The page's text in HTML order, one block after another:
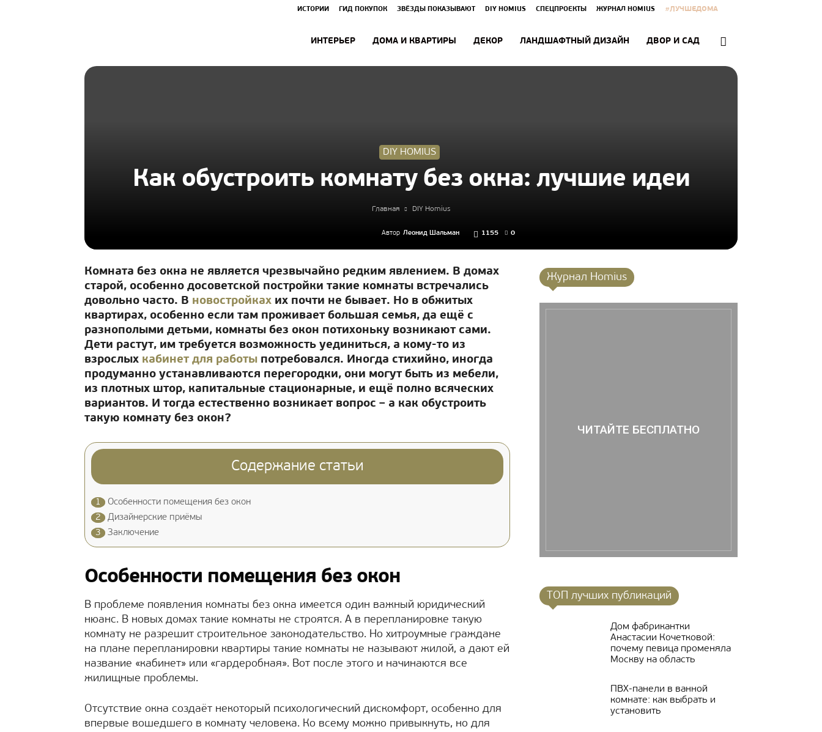
ИСТОРИИ ГИД ПОКУПОК ЗВЁЗДЫ ПОКАЗЫВАЮТ DIY HOMIUS СПЕЦПРОЕКТЫ ЖУРНАЛ HOMIUS #ЛУЧШЕДОМА
ИНТЕРЬЕР ДОМА И КВАРТИРЫ ДЕКОР ЛАНДШАФТНЫЙ ДИЗАЙН ДВОР И САД
DIY HOMIUS
Как обустроить комнату без окна: лучшие идеи
Главная DIY Homius
Автор Леонид Шальман 1155 0
Комната без окна не является чрезвычайно редким явлением. В домах
старой, особенно досоветской постройки такие комнаты встречались
довольно часто. В новостройках их почти не бывает. Но в обжитых
квартирах, особенно если там проживает большая семья, да ещё с
разнополыми детьми, комнаты без окон потихоньку возникают сами.
Дети растут, им требуется возможность уединиться, а кому-то из
взрослых кабинет для работы потребовался. Иногда стихийно, иногда
продуманно устанавливаются перегородки, они могут быть из мебели,
из плотных штор, капитальные стационарные, и ещё полно всяческих
вариантов. И тогда естественно возникает вопрос – а как обустроить
такую комнату без окон?
Содержание статьи
1
Особенности помещения без окон
2
Дизайнерские приёмы
3
Заключение
Особенности помещения без окон
В проблеме появления комнаты без окна имеется один важный юридический
нюанс. В новых домах такие комнаты не строятся. А в перепланировке такую
комнату не разрешит строительное законодательство. Но хитроумные граждане
на плане перепланировки квартиры такие комнаты не называют жилой, а дают ей
название «кабинет» или «гардеробная». Вот после этого и начинаются все
жилищные проблемы.
Отсутствие окна создаёт некоторый психологический дискомфорт, особенно для
впервые вошедшего в комнату человека. Ко всему можно привыкнуть, но для
Журнал Homius
ЧИТАЙТЕ БЕСПЛАТНО
ТОП лучших публикаций
Дом фабрикантки
Анастасии Кочетковой:
почему певица променяла
Москву на область
ПВХ-панели в ванной
комнате: как выбрать и
установить